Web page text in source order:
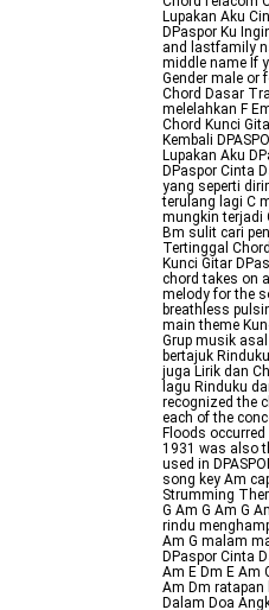
Lupakan Aku
DPaspor Ku
and lastfamily
middle name If
Gender male or
Chord Dasar
melelahkan F
Chord Kunci
Kembali
Lupakan Aku
DPaspor Cinta
yang seperti
terulang lagi C
mungkin terjadi
Bm sulit cari
Tertinggal
Kunci Gitar
chord takes on
melody for the
breathless
main theme
Grup musik
bertajuk
juga Lirik dan
lagu Rinduku
recognized the
each of the
Floods
1931 was also
used in
song key Am
Strumming
G Am G Am G
rindu
Am G malam
DPaspor Cinta
Am E Dm E Am
Am Dm ratapan
Dalam Doa